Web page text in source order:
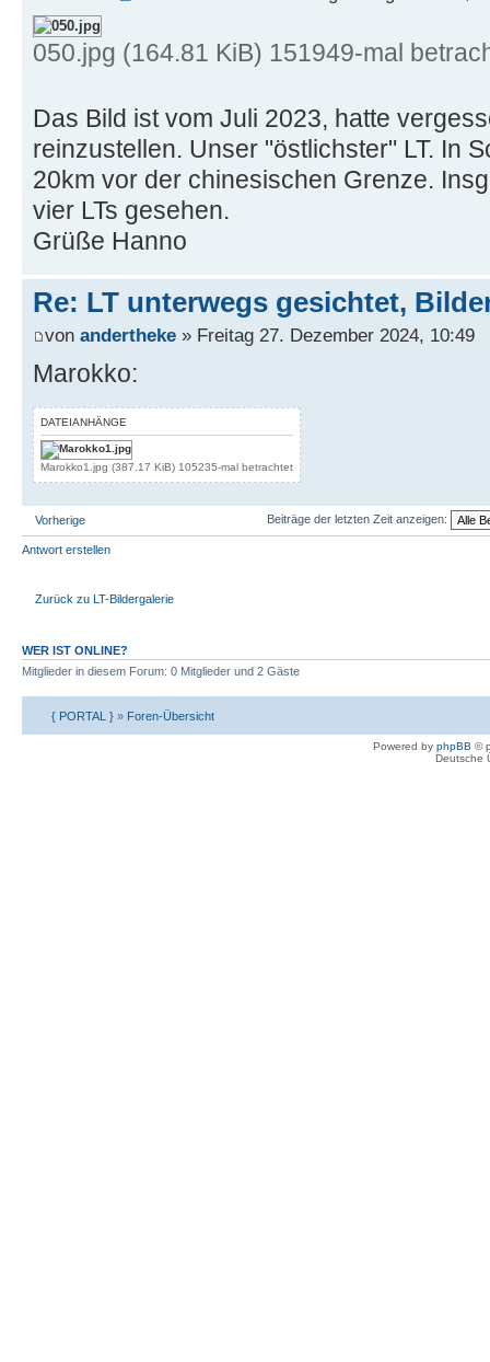
050.jpg (164.81 KiB) 151949-mal
Das Bild ist vom Juli 2023, hatte
reinzustellen. Unser "östlichster" LT. In
20km vor der chinesischen Grenze.
vier LTs gesehen.
Grüße Hanno
Re: LT unterwegs gesichtet,
von andertheke » Freitag 27. Dezember 2024, 10:49
Marokko:
DATEIANHÄNGE
Marokko1.jpg (387.17 KiB) 105235-mal betrachtet
Vorherige Beiträge der letzten Zeit anzeigen:
Antwort erstellen
Zurück zu LT-Bildergalerie
WER IST ONLINE?
Mitglieder in diesem Forum: 0 Mitglieder und 2 Gäste
{ PORTAL } » Foren-Übersicht
Powered by phpBB ©
Deutsche